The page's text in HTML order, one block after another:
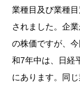
業種目及び業種
されました。企
の株価ですが、
和7年中は、日経
にあります。同